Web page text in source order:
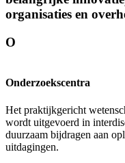
organisaties en
O
Onderzoekscentra
Het praktijkgericht
wordt uitgevoerd in
duurzaam bijdragen aan
uitdagingen.